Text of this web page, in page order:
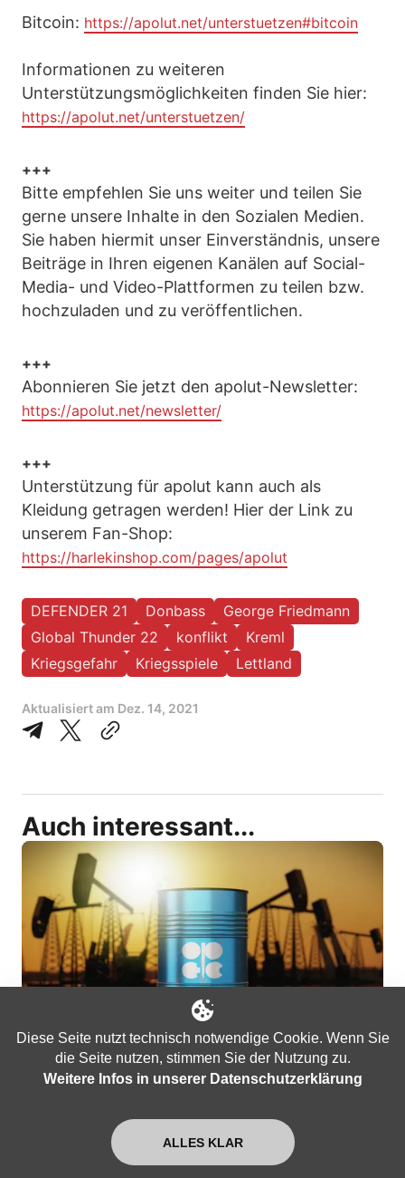
Bitcoin: https://apolut.net/unterstuetzen#bitcoin
Informationen zu weiteren
Unterstützungsmöglichkeiten finden Sie hier:
https://apolut.net/unterstuetzen/
+++
Bitte empfehlen Sie uns weiter und teilen Sie
gerne unsere Inhalte in den Sozialen Medien.
Sie haben hiermit unser Einverständnis, unsere
Beiträge in Ihren eigenen Kanälen auf Social-
Media- und Video-Plattformen zu teilen bzw.
hochzuladen und zu veröffentlichen.
+++
Abonnieren Sie jetzt den apolut-Newsletter:
https://apolut.net/newsletter/
+++
Unterstützung für apolut kann auch als
Kleidung getragen werden! Hier der Link zu
unserem Fan-Shop:
https://harlekinshop.com/pages/apolut
DEFENDER 21 Donbass
George Friedmann
Global Thunder 22
konflikt
Kreml
Kriegsgefahr
Kriegsspiele Lettland
Aktualisiert am Dez. 14, 2021
Auch interessant...
Artikel
Das Fazit der wissenschaftlichen
Diskussion | Von Jochen Mitschka
Aug. 6, 2026
Diese Seite nutzt technisch notwendige Cookie. Wenn Sie
die Seite nutzen, stimmen Sie der Nutzung zu.
Weitere Infos in unserer Datenschutzerklärung
ALLES KLAR